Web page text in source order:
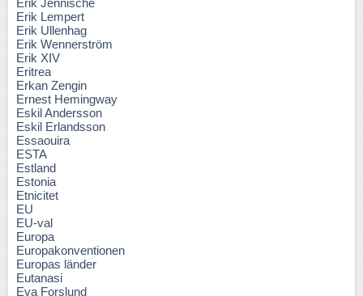
Erik Jennische
Erik Lempert
Erik Ullenhag
Erik Wennerström
Erik XIV
Eritrea
Erkan Zengin
Ernest Hemingway
Eskil Andersson
Eskil Erlandsson
Essaouira
ESTA
Estland
Estonia
Etnicitet
EU
EU-val
Europa
Europakonventionen
Europas länder
Eutanasi
Eva Forslund